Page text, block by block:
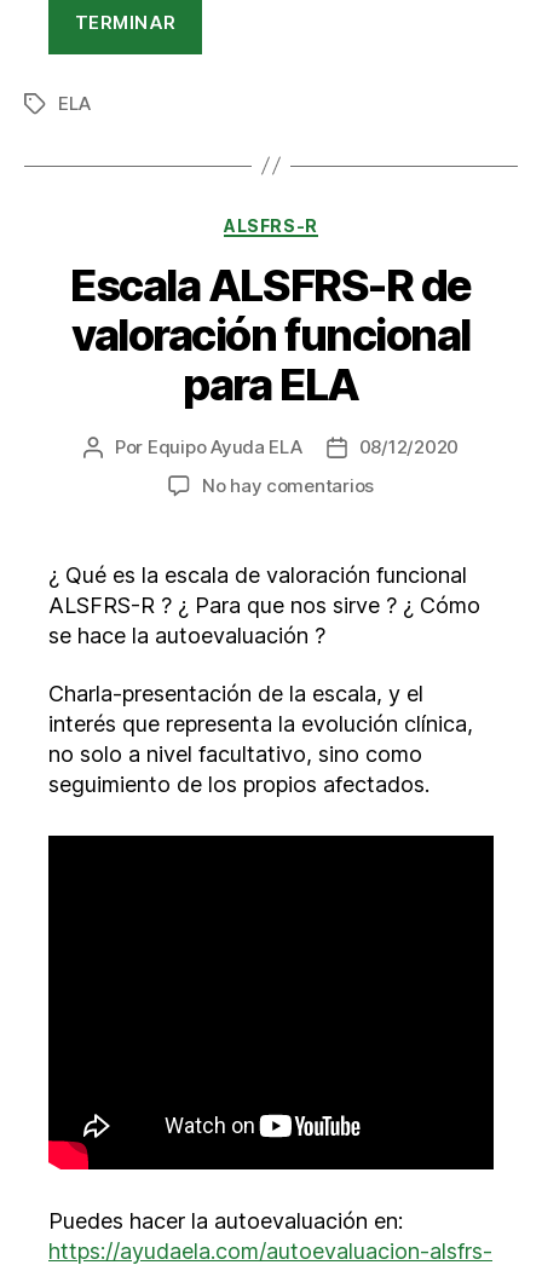
Etiquetas
ELA
Categorías
ALSFRS-R
Escala ALSFRS-R de
valoración funcional
para ELA
Autor
Por Equipo Ayuda ELA
Fecha
de
08/12/2020
No hay comentariosen
R
de
valoración
ELA
¿ Qué es la escala de valoración funcional
ALSFRS-R ? ¿ Para que nos sirve ? ¿ Cómo
se hace la autoevaluación ?
Charla-presentación de la escala, y el
interés que representa la evolución clínica,
no solo a nivel facultativo, sino como
seguimiento de los propios afectados.
Puedes hacer la autoevaluación en:
https://ayudaela.com/autoevaluacion-alsfrs-